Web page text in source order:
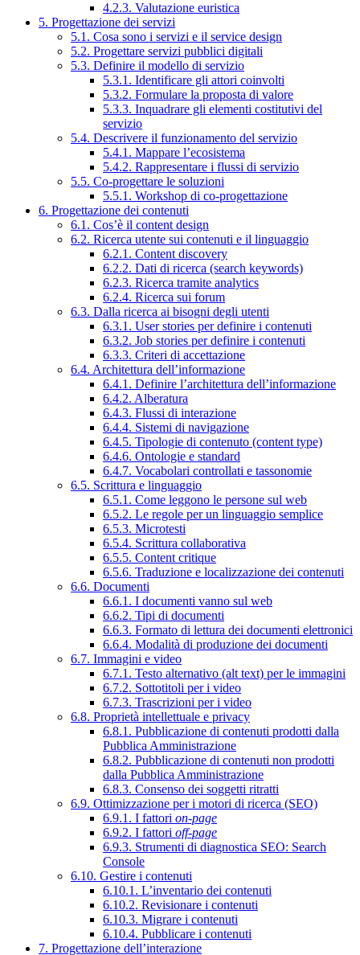
4.2.3. Valutazione euristica
5. Progettazione dei servizi
5.1. Cosa sono i servizi e il service design
5.2. Progettare servizi pubblici digitali
5.3. Definire il modello di servizio
5.3.1. Identificare gli attori coinvolti
5.3.2. Formulare la proposta di valore
5.3.3. Inquadrare gli elementi costitutivi del
servizio
5.4. Descrivere il funzionamento del servizio
5.4.1. Mappare l’ecosistema
5.4.2. Rappresentare i flussi di servizio
5.5. Co-progettare le soluzioni
5.5.1. Workshop di co-progettazione
6. Progettazione dei contenuti
6.1. Cos’è il content design
6.2. Ricerca utente sui contenuti e il linguaggio
6.2.1. Content discovery
6.2.2. Dati di ricerca (search keywords)
6.2.3. Ricerca tramite analytics
6.2.4. Ricerca sui forum
6.3. Dalla ricerca ai bisogni degli utenti
6.3.1. User stories per definire i contenuti
6.3.2. Job stories per definire i contenuti
6.3.3. Criteri di accettazione
6.4. Architettura dell’informazione
6.4.1. Definire l’architettura dell’informazione
6.4.2. Alberatura
6.4.3. Flussi di interazione
6.4.4. Sistemi di navigazione
6.4.5. Tipologie di contenuto (content type)
6.4.6. Ontologie e standard
6.4.7. Vocabolari controllati e tassonomie
6.5. Scrittura e linguaggio
6.5.1. Come leggono le persone sul web
6.5.2. Le regole per un linguaggio semplice
6.5.3. Microtesti
6.5.4. Scrittura collaborativa
6.5.5. Content critique
6.5.6. Traduzione e localizzazione dei contenuti
6.6. Documenti
6.6.1. I documenti vanno sul web
6.6.2. Tipi di documenti
6.6.3. Formato di lettura dei documenti elettronici
6.6.4. Modalità di produzione dei documenti
6.7. Immagini e video
6.7.1. Testo alternativo (alt text) per le immagini
6.7.2. Sottotitoli per i video
6.7.3. Trascrizioni per i video
6.8. Proprietà intellettuale e privacy
6.8.1. Pubblicazione di contenuti prodotti dalla
Pubblica Amministrazione
6.8.2. Pubblicazione di contenuti non prodotti
dalla Pubblica Amministrazione
6.8.3. Consenso dei soggetti ritratti
6.9. Ottimizzazione per i motori di ricerca (SEO)
6.9.1. I fattori on-page
6.9.2. I fattori off-page
6.9.3. Strumenti di diagnostica SEO: Search
Console
6.10. Gestire i contenuti
6.10.1. L’inventario dei contenuti
6.10.2. Revisionare i contenuti
6.10.3. Migrare i contenuti
6.10.4. Pubblicare i contenuti
7. Progettazione dell’interazione